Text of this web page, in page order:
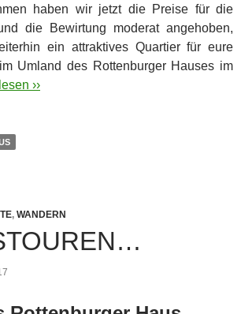
haben wir jetzt die Preise für die
die Bewirtung moderat angehoben,
ein attraktives Quartier für eure
Umland des Rottenburger Hauses im
››
, WANDERN